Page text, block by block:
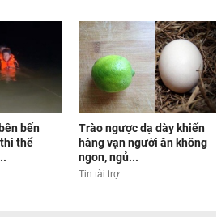
bến
thể
Trào ngược dạ dày khiến
hàng vạn người ăn không
ngon, ngủ...
Tin tài trợ